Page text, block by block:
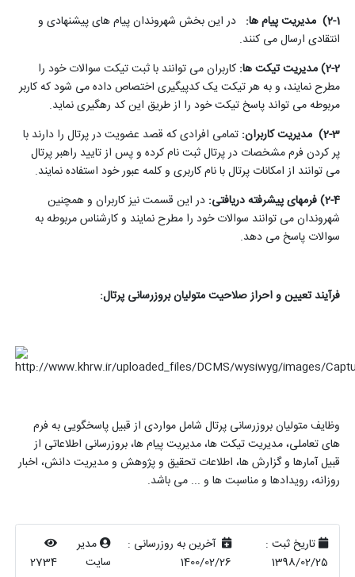
2-1) مدیریت پیام ­ها: در این بخش شهروندان پیام­ های پیشنهادی و
انتقادی ارسال می­ کنند.
2-2) مدیریت تیکت­
ها: کاربران می ­توانند با ثبت تیکت سوالات خود را
مطرح نمایند، و به هر تیکت یک کدپیگیری اختصاص داده می­ شود که کاربر
مربوطه می ­تواند پاسخ تیکت خود را از طریق این کد رهگیری نماید.
2-3) مدیریت کاربران: تمامی افرادی که قصد عضویت در پرتال را دارند با
پر کردن فرم مشخصات در پرتال ثبت نام کرده و پس از تایید راهبر پرتال
می­ توانند از امکانات پرتال با نام کاربری و کلمه عبور خود استفاده نمایند.
2-4) فرم­های پیشرفته دریافتی
: در این قسمت نیز کاربران و همچنین
شهروندان می­ توانند سوالات خود را مطرح نمایند و کارشناس مربوطه به
سوالات پاسخ می­ دهد.
فرآیند تعیین و احراز صلاحیت متولیان بروزرسانی پرتال:
وظایف متولیان بروزرسانی پرتال شامل مواردی از قبیل پاسخگویی به فرم
های تعاملی، مدیریت تیکت ها، مدیریت پیام ها، بروزرسانی اطلاعاتی از
قبیل آمارها و گزارش ها، اطلاعات تحقیق و پژوهش و مدیریت دانش، اخبار
روزانه، رویدادها و مناسبت ها و ... می باشد.
تاریخ ثبت :
1398/02/25
آخرین به روزرسانی :
1400/02/26
مدیر
سایت
2734